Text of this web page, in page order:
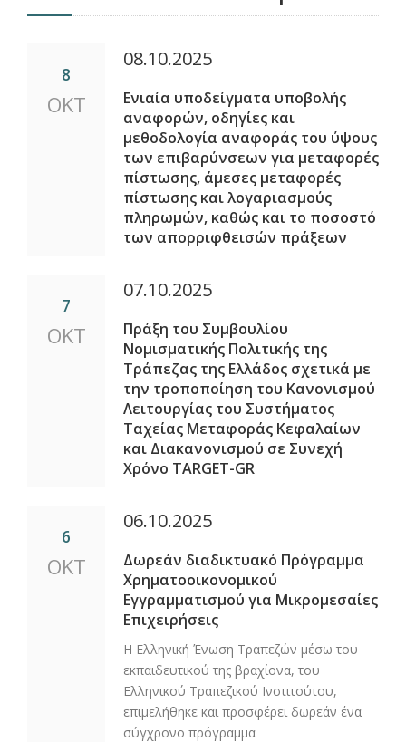
8
ΟΚΤ
08.10.2025
Ενιαία υποδείγματα υποβολής
αναφορών, οδηγίες και
μεθοδολογία αναφοράς του ύψους
των επιβαρύνσεων για μεταφορές
πίστωσης, άμεσες μεταφορές
πίστωσης και λογαριασμούς
πληρωμών, καθώς και το ποσοστό
των απορριφθεισών πράξεων
7
ΟΚΤ
07.10.2025
Πράξη του Συμβουλίου
Νομισματικής Πολιτικής της
Τράπεζας της Ελλάδος σχετικά με
την τροποποίηση του Κανονισμού
Λειτουργίας του Συστήματος
Ταχείας Μεταφοράς Κεφαλαίων
και Διακανονισμού σε Συνεχή
Χρόνο ΤΑRGET-GR
6
ΟΚΤ
06.10.2025
Δωρεάν διαδικτυακό Πρόγραμμα
Χρηματοοικονομικού
Εγγραμματισμού για Μικρομεσαίες
Επιχειρήσεις
Η Ελληνική Ένωση Τραπεζών μέσω του
εκπαιδευτικού της βραχίονα, του
Ελληνικού Τραπεζικού Ινστιτούτου,
επιμελήθηκε και προσφέρει δωρεάν ένα
σύγχρονο πρόγραμμα